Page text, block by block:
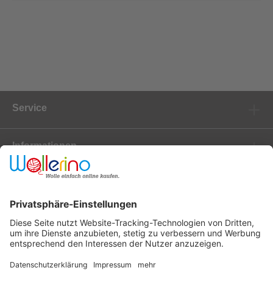
Service
Informationen
Newsletter